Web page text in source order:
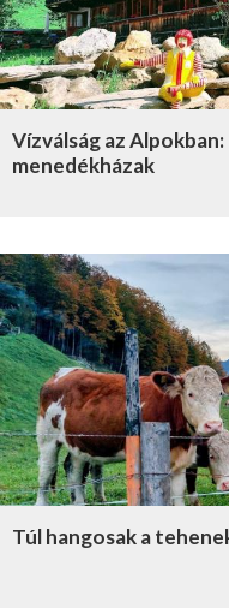
Vízválság az
menedékházak
Túl hangosak a